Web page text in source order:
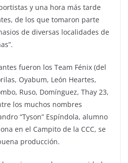
y una hora más tarde
de los que tomaron parte
de diversas localidades de
fueron los Team Fénix (del
Oyabum, León Heartes,
Ruso, Domínguez, Thay 23,
los muchos nombres
“Tyson” Espíndola, alumno
en el Campito de la CCC, se
producción.